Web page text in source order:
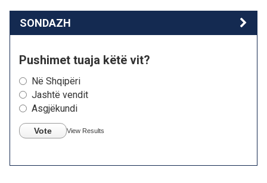
SONDAZH
Pushimet tuaja këtë vit?
Në Shqipëri
Jashtë vendit
Asgjëkundi
Vote View Results